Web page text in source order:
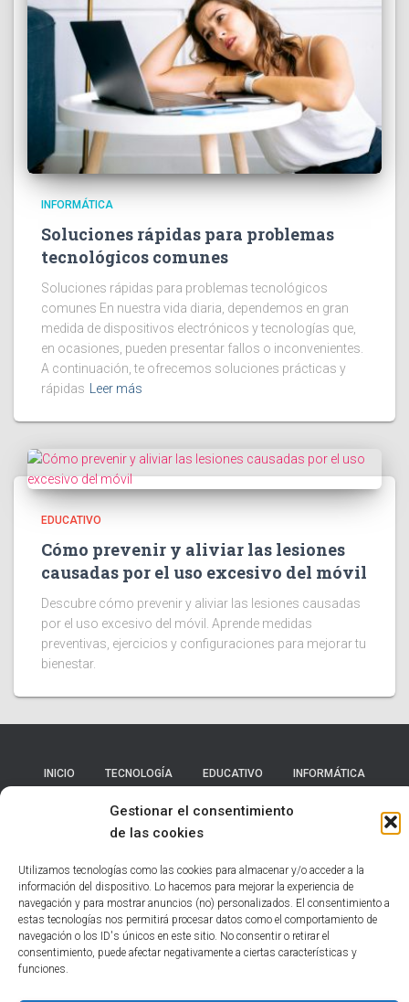
Gestionar el consentimiento
de las cookies
Utilizamos tecnologías como las cookies para almacenar y/o acceder a la
información del dispositivo. Lo hacemos para mejorar la experiencia de
navegación y para mostrar anuncios (no) personalizados. El consentimiento a
estas tecnologías nos permitirá procesar datos como el comportamiento de
navegación o los ID's únicos en este sitio. No consentir o retirar el
consentimiento, puede afectar negativamente a ciertas características y
funciones.
INFORMÁTICA
Soluciones rápidas para problemas
tecnológicos comunes
Soluciones rápidas para problemas tecnológicos
comunes En nuestra vida diaria, dependemos en gran
medida de dispositivos electrónicos y tecnologías que,
en ocasiones, pueden presentar fallos o inconvenientes.
A continuación, te ofrecemos soluciones prácticas y
rápidas
Leer más
EDUCATIVO
Cómo prevenir y aliviar las lesiones
causadas por el uso excesivo del móvil
Descubre cómo prevenir y aliviar las lesiones causadas
por el uso excesivo del móvil. Aprende medidas
preventivas, ejercicios y configuraciones para mejorar tu
bienestar.
INICIO TECNOLOGÍA EDUCATIVO INFORMÁTICA
HUMOR NOTICIAS INTERESANTES
POLÍTICA DE COOKIES (UE)
Hestia | Desarrollado porThemeIsle